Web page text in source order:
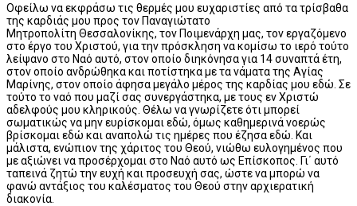
Οφείλω να εκφράσω τις θερμές μου ευχαριστίες από τα τρίσβαθα
της καρδιάς μου προς τον Παναγιώτατο
Μητροπολίτη Θεσσαλονίκης, τον Ποιμενάρχη μας, τον εργαζόμενο
στο έργο του Χριστού, για την πρόσκληση να κομίσω το ιερό τούτο
λείψανο στο Ναό αυτό, στον οποίο διηκόνησα για 14 συναπτά έτη,
στον οποίο ανδρώθηκα και ποτίστηκα με τα νάματα της Αγίας
Μαρίνης, στον οποίο άφησα μεγάλο μέρος της καρδίας μου εδώ. Σε
τούτο το ναό που μαζί σας συνεργάστηκα, με τους εν Χριστώ
αδελφούς μου κληρικούς. Θέλω να γνωρίζετε ότι μπορεί
σωματικώς να μην ευρίσκομαι εδώ, όμως καθημερινά νοερώς
βρίσκομαι εδώ και αναπολώ τις ημέρες που έζησα εδώ. Και
μάλιστα, ενώπιον της χάριτος του Θεού, νιώθω ευλογημένος που
με αξιώνει να προσέρχομαι στο Ναό αυτό ως Επίσκοπος. Γι΄ αυτό
ταπεινά ζητώ την ευχή και προσευχή σας, ώστε να μπορώ να
φανώ αντάξιος του καλέσματος του Θεού στην αρχιερατική
διακονία.